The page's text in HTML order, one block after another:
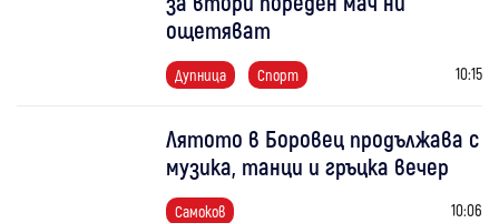
ощетяват
Дупница Спорт 10:15
Лятото в Боровец продължава с
музика, танци и гръцка вечер
Самоков 10:06